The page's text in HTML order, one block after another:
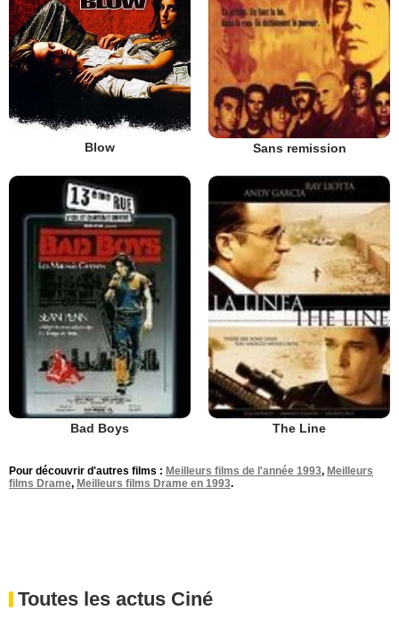
Blow Sans remission
Bad Boys The Line
Pour découvrir d'autres films : Meilleurs films de l'année 1993, Meilleurs
films Drame, Meilleurs films Drame en 1993.
Toutes les actus Ciné